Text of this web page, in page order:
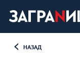
НАЗАД